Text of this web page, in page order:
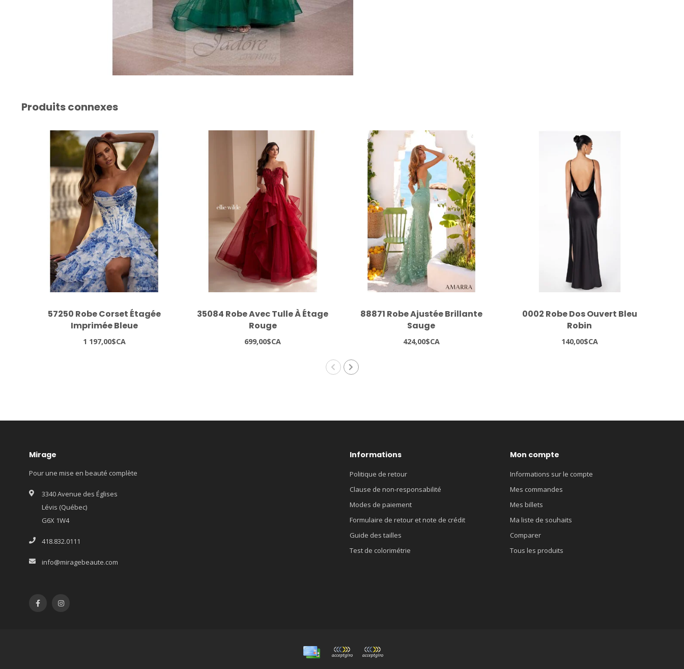
Produits connexes
57250 Robe Corset Étagée
Imprimée Bleue
1 197,00$CA
35084 Robe Avec Tulle À Étage
Rouge
699,00$CA
88871 Robe Ajustée Brillante
Sauge
424,00$CA
0002 Robe Dos Ouvert Bleu
Robin
140,00$CA
Mirage
Pour une mise en beauté complète
3340 Avenue des Églises
Lévis (Québec)
G6X 1W4
418.832.0111
info@miragebeaute.com
Informations
Politique de retour
Clause de non-responsabilité
Modes de paiement
Formulaire de retour et note de crédit
Guide des tailles
Test de colorimétrie
Mon compte
Informations sur le compte
Mes commandes
Mes billets
Ma liste de souhaits
Comparer
Tous les produits